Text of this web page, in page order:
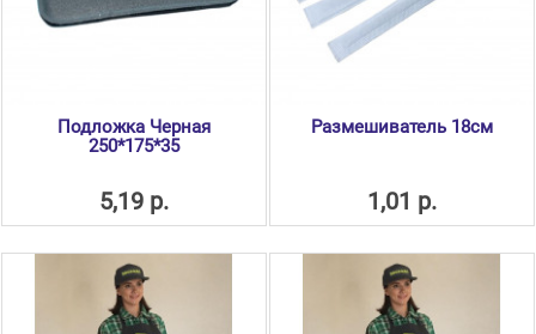
Подложка Черная
250*175*35
5,19 р.
Размешиватель 18см
1,01 р.